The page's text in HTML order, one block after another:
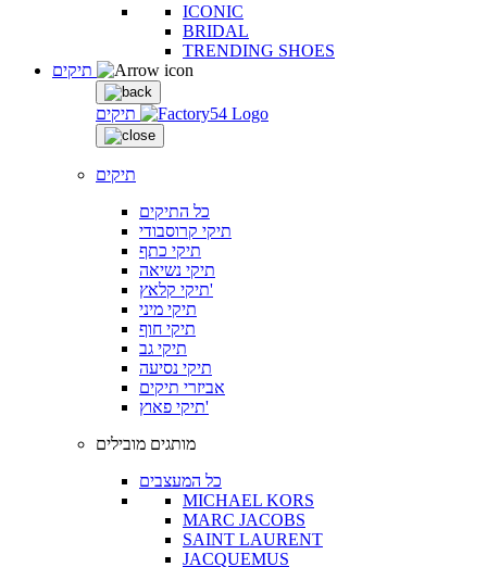
ICONIC
BRIDAL
TRENDING SHOES
תיקים
תיקים
כל התיקים
תיקי קרוסבודי
תיקי כתף
תיקי נשיאה
תיקי קלאץ'
תיקי מיני
תיקי חוף
תיקי גב
תיקי נסיעה
אביזרי תיקים
תיקי פאוץ'
מותגים מובילים
כל המעצבים
MICHAEL KORS
MARC JACOBS
SAINT LAURENT
JACQUEMUS